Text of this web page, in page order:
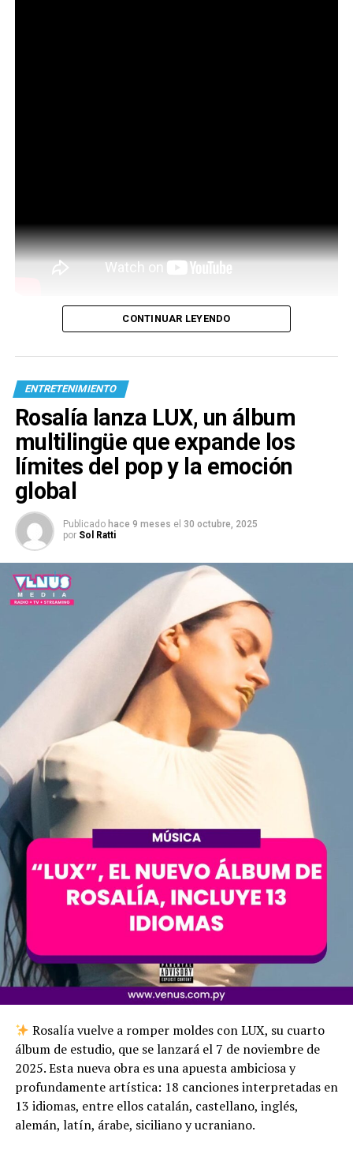
CONTINUAR LEYENDO
ENTRETENIMIENTO
Rosalía lanza LUX, un álbum
multilingüe que expande los
límites del pop y la emoción
global
Publicado hace 9 meses el 30 octubre, 2025
por Sol Ratti
Rosalía vuelve a romper moldes con LUX, su cuarto
álbum de estudio, que se lanzará el 7 de noviembre de
2025. Esta nueva obra es una apuesta ambiciosa y
profundamente artística: 18 canciones interpretadas en
13 idiomas, entre ellos catalán, castellano, inglés,
alemán, latín, árabe, siciliano y ucraniano.